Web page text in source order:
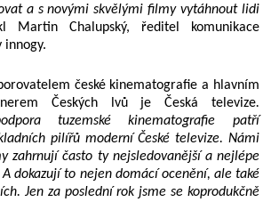
a s novými skvělými filmy vytáhnout lidi
Martin Chalupský, ředitel komunikace
innogy.
české kinematografie a hlavním
Českých lvů je Česká televize.
tuzemské kinematografie patří
pilířů moderní České televize. Námi
zahrnují často ty nejsledovanější a nejlépe
dokazují to nejen domácí ocenění, ale také
Jen za poslední rok jsme se koprodukčně